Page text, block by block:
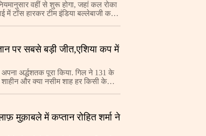
वहीं से शुरू होगा, जहां कल रोका
में टॉस हारकर टीम इंडिया बल्‍लेबाजी करने
पर सबसे बड़ी जीत,एशिया कप में
अर्द्धशतक पूरा किया. गिल ने 131 के
और क्या नसीम शाह हर किसी के
मुक़ाबले में कप्तान रोहित शर्मा ने